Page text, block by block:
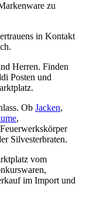
zu
in Kontakt
Herren. Finden
Posten und
Ob Jacken,
,
Silvesterbraten.
vom
im Import und